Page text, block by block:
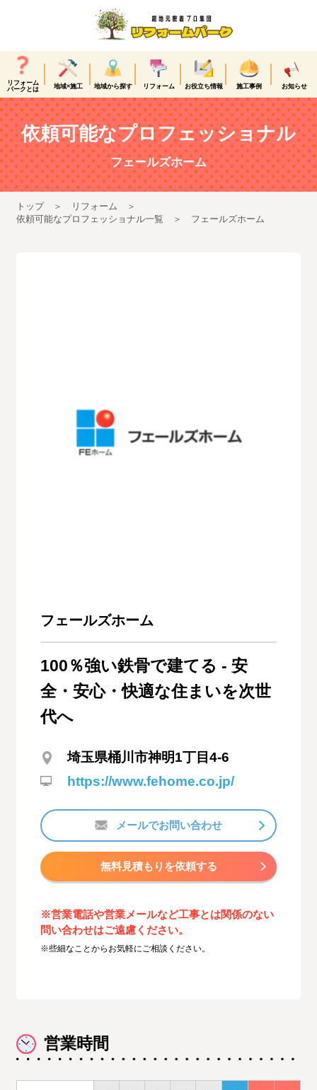
リフォーム
パークとは
地域×施工 地域から探す リフォーム お役立ち情報 施工事例 お知らせ
依頼可能なプロフェッショナル
フェールズホーム
トップ
リフォーム
依頼可能なプロフェッショナル一覧
フェールズホーム
フェールズホーム
100％強い鉄骨で建てる - 安
全・安心・快適な住まいを次世
代へ
埼玉県桶川市神明1丁目4-6
https://www.fehome.co.jp/
メールでお問い合わせ
無料見積もりを依頼する
※営業電話や営業メールなど工事とは関係のない
問い合わせはご遠慮ください。
※些細なことからお気軽にご相談ください。
営業時間